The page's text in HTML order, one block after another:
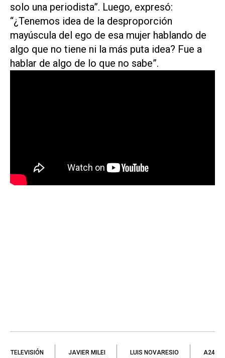
solo una periodista”. Luego, expresó:
“¿Tenemos idea de la desproporción
mayúscula del ego de esa mujer hablando de
algo que no tiene ni la más puta idea? Fue a
hablar de algo de lo que no sabe”.
TELEVISIÓN JAVIER MILEI LUIS NOVARESIO A24